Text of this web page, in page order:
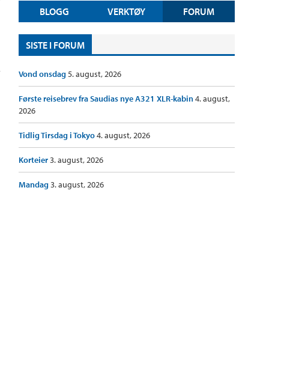
BLOGG VERKTØY FORUM
SISTE I FORUM
Vond onsdag5. august, 2026
Første reisebrev fra Saudias nye A321 XLR-kabin4. august,
2026
Tidlig Tirsdag i Tokyo4. august, 2026
Korteier3. august, 2026
Mandag3. august, 2026